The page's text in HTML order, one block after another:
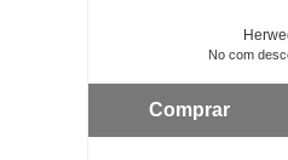
No com
Comprar